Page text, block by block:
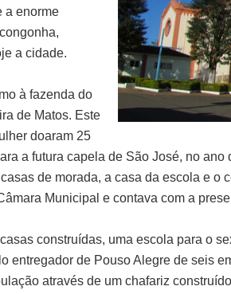
a enorme
a cidade.
à fazenda do
de Matos. Este
doaram 25
a futura capela de São José, no
de morada, a casa da escola e o
Municipal e contava com a
construídas, uma escola para o
entregador de Pouso Alegre de seis
através de um chafariz